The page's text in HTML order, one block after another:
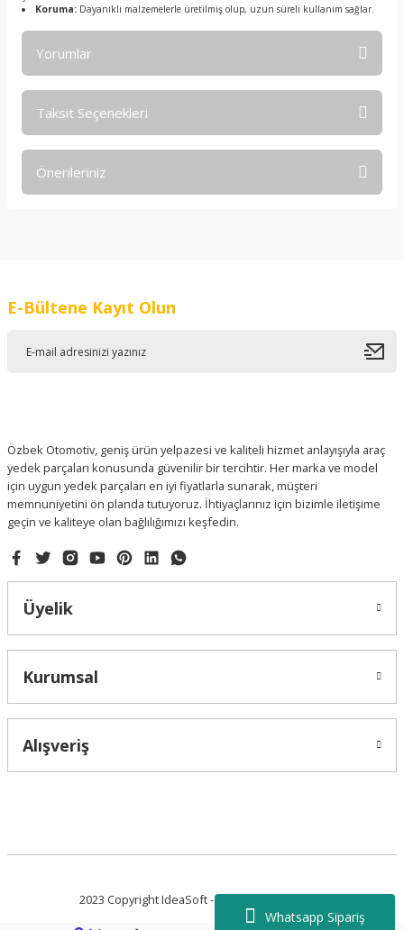
Whatsapp Sipariş
Koruma: Dayanıklı malzemelerle üretilmiş olup, uzun süreli kullanım sağlar.
Yorumlar
Taksit Seçenekleri
Önerileriniz
Ürün resmi kalitesiz, bozuk veya görüntülenemiyor.
Gönder
E-Bültene Kayıt Olun
Özbek Otomotiv, geniş ürün yelpazesi ve kaliteli hizmet anlayışıyla araç
yedek parçaları konusunda güvenilir bir tercihtir. Her marka ve model
için uygun yedek parçaları en iyi fiyatlarla sunarak, müşteri
memnuniyetini ön planda tutuyoruz. İhtiyaçlarınız için bizimle iletişime
geçin ve kaliteye olan bağlılığımızı keşfedin.
Üyelik
Kurumsal
Alışveriş
2023 Copyright IdeaSoft - Tüm Hakları Saklıdır.